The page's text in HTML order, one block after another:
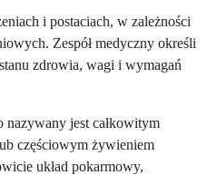
i postaciach, w zależności
Zespół medyczny określi
zdrowia, wagi i wymagań
jest całkowitym
częściowym żywieniem
układ pokarmowy,